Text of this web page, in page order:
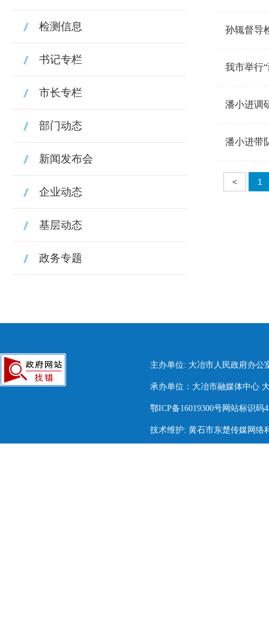
检测信息
书记专栏
市长专栏
部门动态
新闻发布会
企业动态
基层动态
政务专题
孙辄督导
我市举行
潘小进调
潘小进带
< 1
主办单位: 大冶市人民政府办公
承办单位：大冶市融媒体中心
鄂ICP备16019300号网站标识码
技术维护: 黄石市东楚传媒网络